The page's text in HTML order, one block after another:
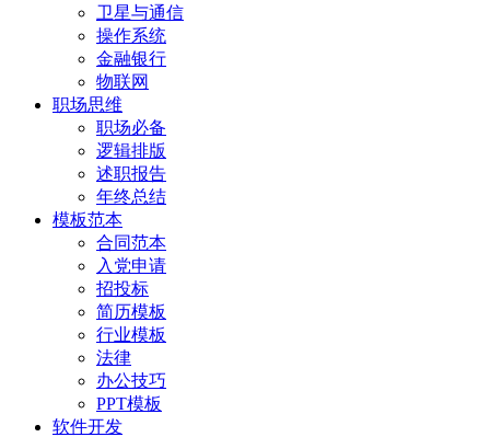
卫星与通信
操作系统
金融银行
物联网
职场思维
职场必备
逻辑排版
述职报告
年终总结
模板范本
合同范本
入党申请
招投标
简历模板
行业模板
法律
办公技巧
PPT模板
软件开发